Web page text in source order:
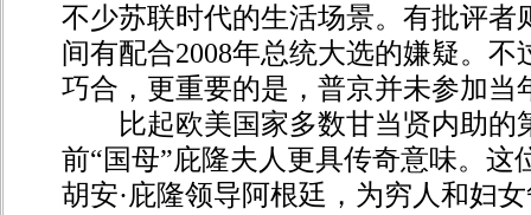
不少苏联时代的生活场景。有批评者
间有配合2008年总统大选的嫌疑。
巧合，更重要的是，普京并未参加当
比起欧美国家多数甘当贤内助的
前“国母”庇隆夫人更具传奇意味。这
胡安·庇隆领导阿根廷，为穷人和妇